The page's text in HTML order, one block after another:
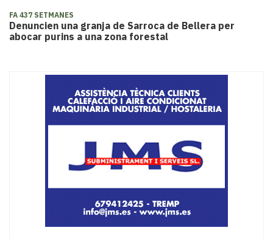
FA 437 SETMANES
Denuncien una granja de Sarroca de Bellera per
abocar purins a una zona forestal